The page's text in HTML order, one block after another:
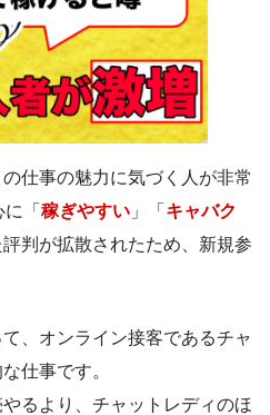
仕事の魅力に気づく人が非常
「 稼ぎやすい 」「 キャバク
評判が拡散されたため、新規参
、オンライン接客であるチャ
仕事です。
るより、チャットレディのほ